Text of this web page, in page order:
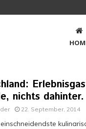
nichts dahinter.
22. September, 2014